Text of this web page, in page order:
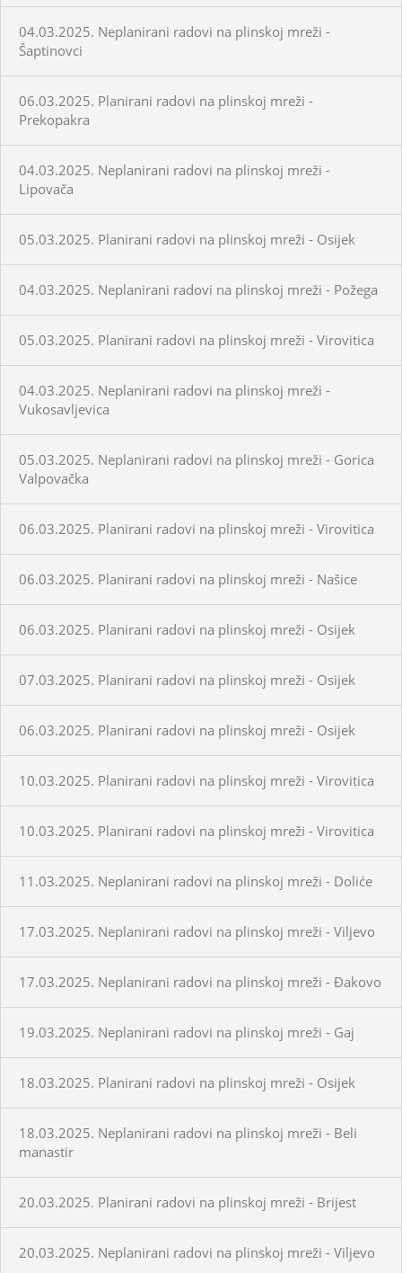
04.03.2025. Neplanirani radovi na plinskoj mreži -
Šaptinovci
06.03.2025. Planirani radovi na plinskoj mreži -
Prekopakra
04.03.2025. Neplanirani radovi na plinskoj mreži -
Lipovača
05.03.2025. Planirani radovi na plinskoj mreži - Osijek
04.03.2025. Neplanirani radovi na plinskoj mreži - Požega
05.03.2025. Planirani radovi na plinskoj mreži - Virovitica
04.03.2025. Neplanirani radovi na plinskoj mreži -
Vukosavljevica
05.03.2025. Neplanirani radovi na plinskoj mreži - Gorica
Valpovačka
06.03.2025. Planirani radovi na plinskoj mreži - Virovitica
06.03.2025. Planirani radovi na plinskoj mreži - Našice
06.03.2025. Planirani radovi na plinskoj mreži - Osijek
07.03.2025. Planirani radovi na plinskoj mreži - Osijek
06.03.2025. Planirani radovi na plinskoj mreži - Osijek
10.03.2025. Planirani radovi na plinskoj mreži - Virovitica
10.03.2025. Planirani radovi na plinskoj mreži - Virovitica
11.03.2025. Neplanirani radovi na plinskoj mreži - Doliće
17.03.2025. Neplanirani radovi na plinskoj mreži - Viljevo
17.03.2025. Neplanirani radovi na plinskoj mreži - Đakovo
19.03.2025. Neplanirani radovi na plinskoj mreži - Gaj
18.03.2025. Planirani radovi na plinskoj mreži - Osijek
18.03.2025. Neplanirani radovi na plinskoj mreži - Beli
manastir
20.03.2025. Planirani radovi na plinskoj mreži - Brijest
20.03.2025. Neplanirani radovi na plinskoj mreži - Viljevo